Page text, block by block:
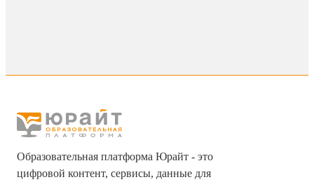
Образовательная платформа Юрайт - это
цифровой контент, сервисы, данные для